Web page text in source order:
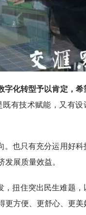
字化转型予以肯定，希
有技术赋能，又有设
。也只有充分运用好科
展质量效益。
，扭住突出民生难题，
方便、更舒心、更美